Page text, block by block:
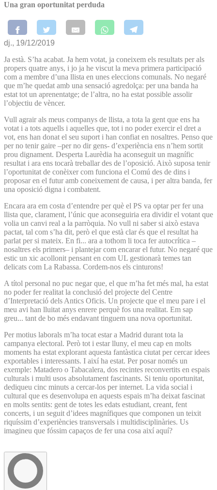
Una gran oportunitat perduda
dj., 19/12/2019
Ja està. S’ha acabat. Ja hem votat, ja coneixem els resultats per als
propers quatre anys, i jo ja he viscut la meva primera participació
com a membre d’una llista en unes eleccions comunals. No negaré
que m’he quedat amb una sensació agredolça: per una banda ha
estat tot un aprenentatge; de l’altra, no ha estat possible assolir
l’objectiu de vèncer.
Vull agrair als meus companys de llista, a tota la gent que ens ha
votat i a tots aquells i aquelles que, tot i no poder exercir el dret a
vot, ens han donat el seu suport i han confiat en nosaltres. Penso que
per no tenir gaire –per no dir gens- d’experiència ens n’hem sortit
prou dignament. Desperta Laurèdia ha aconseguit un magnífic
resultat i ara ens tocarà treballar des de l’oposició. Això suposa tenir
l’oportunitat de conèixer com funciona el Comú des de dins i
proposar en el futur amb coneixement de causa, i per altra banda, fer
una oposició digna i combatent.
Encara ara em costa d’entendre per què el PS va optar per fer una
llista que, clarament, l’únic que aconseguiria era dividir el votant que
volia un canvi real a la parròquia. No vull ni saber si això estava
pactat, tal com s’ha dit, però el que està clar és que el resultat ha
parlat per si mateix. En fi... ara a tothom li toca fer autocrítica –
nosaltres els primers– i plantejar com encarar el futur. No negaré que
estic un xic acollonit pensant en com UL gestionarà temes tan
delicats com La Rabassa. Cordem-nos els cinturons!
A títol personal no puc negar que, el que m’ha fet més mal, ha estat
no poder fer realitat la conclusió del projecte del Centre
d’Interpretació dels Antics Oficis. Un projecte que el meu pare i el
meu avi han lluitat anys enrere perquè fos una realitat. Em sap
greu... tant de bo més endavant tinguem una nova oportunitat.
Per motius laborals m’ha tocat estar a Madrid durant tota la
campanya electoral. Però tot i estar lluny, el meu cap en molts
moments ha estat explorant aquesta fantàstica ciutat per cercar idees
exportables i interessants. I així ha estat. Per posar només un
exemple: Matadero o Tabacalera, dos recintes reconvertits en espais
culturals i multi usos absolutament fascinants. Si teniu oportunitat,
dediqueu cinc minuts a cercar-los per internet. La vida social i
cultural que es desenvolupa en aquests espais m’ha deixat fascinat
en molts sentits: gent de totes les edats estudiant, creant, fent
concerts, i un seguit d’idees magnífiques que componen un teixit
riquíssim d’experiències transversals i multidisciplinàries. Us
imagineu que fóssim capaços de fer una cosa així aquí?